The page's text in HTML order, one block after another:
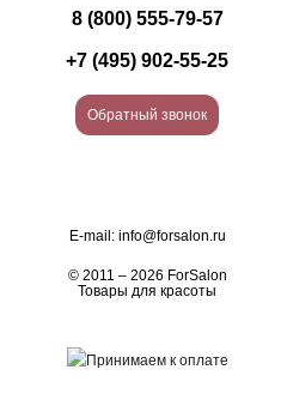
8 (800) 555-79-57
+7 (495) 902-55-25
Обратный звонок
E-mail: info@forsalon.ru
© 2011 – 2026 ForSalon
Товары для красоты